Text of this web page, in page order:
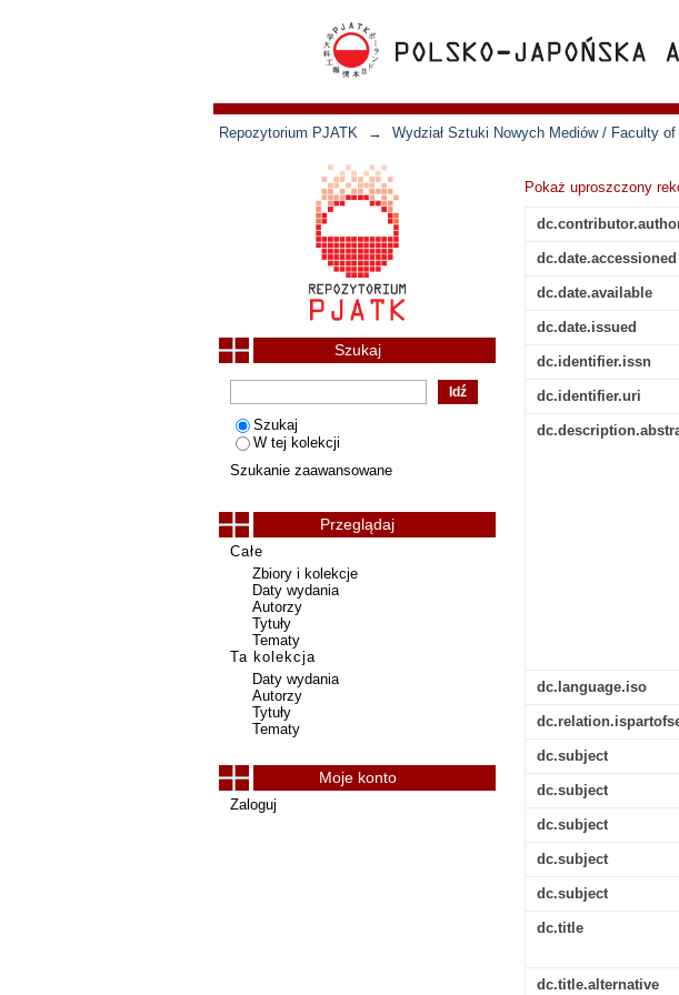
Repozytorium PJATK → Wydział Sztuki Nowych Mediów / Faculty
Pokaż uproszczony
dc.date.accessioned
dc.date.available
dc.date.issued
dc.identifier.issn
dc.identifier.uri
dc.language.iso
dc.subject
dc.subject
dc.subject
dc.subject
dc.subject
dc.title
dc.title.alternative
Szukaj
Szukaj
W tej kolekcji
Szukanie zaawansowane
Przeglądaj
Całe
Zbiory i kolekcje
Daty wydania
Autorzy
Tytuły
Tematy
Ta kolekcja
Daty wydania
Autorzy
Tytuły
Tematy
Moje konto
Zaloguj